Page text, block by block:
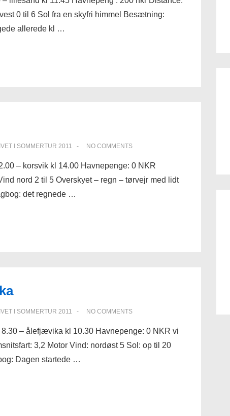
0 til 6 Sol fra en skyfri himmel Besætning:
allerede kl …
I SOMMERTUR 2011 NO COMMENTS
– korsvik kl 14.00 Havnepenge: 0 NKR
nord 2 til 5 Overskyet – regn – tørvejr med lidt
det regnede …
I SOMMERTUR 2011 NO COMMENTS
– ålefjævika kl 10.30 Havnepenge: 0 NKR vi
3,2 Motor Vind: nordøst 5 Sol: op til 20
Dagen startede …